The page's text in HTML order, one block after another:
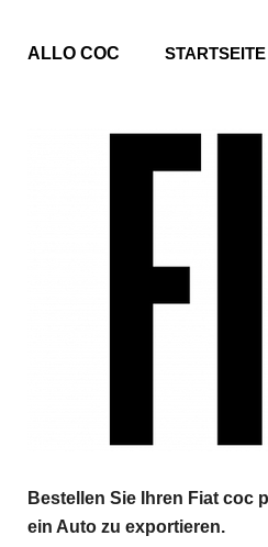
ALLO COC STARTSEITE
Bestellen Sie Ihren Fiat coc
ein Auto zu exportieren.